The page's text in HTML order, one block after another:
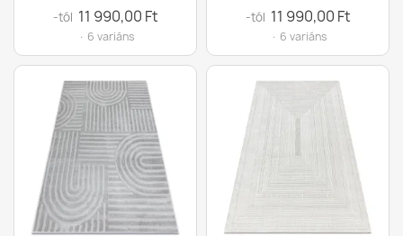
-tól 11 990,00 Ft
· 6 variáns
-tól 11 990,00 Ft
· 6 variáns